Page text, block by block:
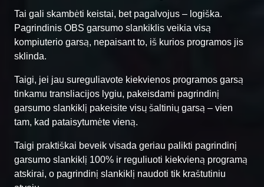
Tai gali skambėti keistai, bet pagalvojus – logiška.
Pagrindinis OBS garsumo slankiklis veikia visą
kompiuterio garsą, nepaisant to, iš kurios programos jis
sklinda.
Taigi, jei jau sureguliavote kiekvienos programos garsą
tinkamu transliacijos lygiu, pakeisdami pagrindinį
garsumo slankiklį pakeisite visų šaltinių garsą – vien
tam, kad pataisytumėte vieną.
Taigi praktiškai beveik visada geriau palikti pagrindinį
garsumo slankiklį 100% ir reguliuoti kiekvieną programą
atskirai, o pagrindinį slankiklį naudoti tik kraštutiniu